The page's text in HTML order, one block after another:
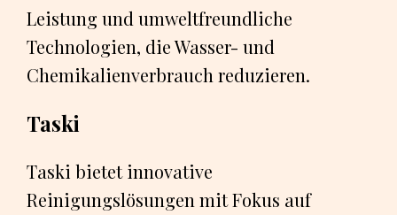
Leistung und umweltfreundliche
Technologien, die Wasser- und
Chemikalienverbrauch reduzieren.
Taski
Taski bietet innovative
Reinigungslösungen mit Fokus auf